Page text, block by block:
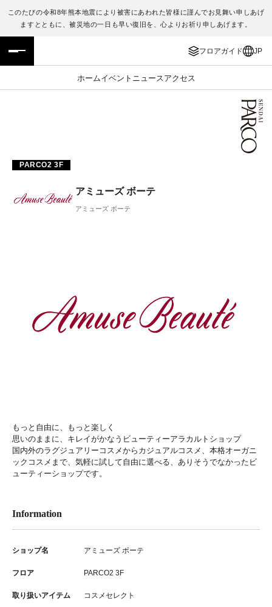
このたびの令和8年熊本地震により被害にあわれた皆様に謹んでお見舞い申しあげ
ますとともに、被災地の一日も早い復旧を、心よりお祈り申しあげます。
フロアガイド JP
ホームイベント ニュース アクセス
フロアガイド
施設案内・アクセス
ENGLISH
繁体字
PARCO2 3F
アミューズ ボーテ
アミューズ ボーテ
もっと自由に、もっと楽しく
思いのままに、キレイがかなうビューティーアラカルトショップ
国内外のラグジュアリーコスメからカジュアルコスメ、本格オーガニ
ックコスメまで、気軽に試して自由に選べる、ありそうでなかったビ
ューティーショップです。
Information
ショップ名 アミューズ ボーテ
フロア PARCO2 3F
取り扱いアイテム コスメセレクト